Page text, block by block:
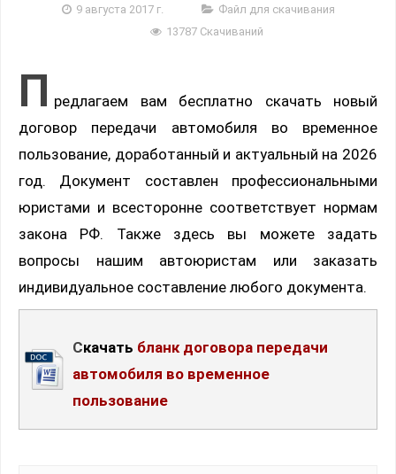
9 августа 2017 г.
Файл для скачивания
13787 Скачиваний
П редлагаем вам бесплатно скачать новый
договор передачи автомобиля во временное
пользование, доработанный и актуальный на 2026
год. Документ составлен профессиональными
юристами и всесторонне соответствует нормам
закона РФ. Также здесь вы можете задать
вопросы нашим автоюристам или заказать
индивидуальное составление любого документа.
Скачать бланк договора передачи
автомобиля во временное
пользование